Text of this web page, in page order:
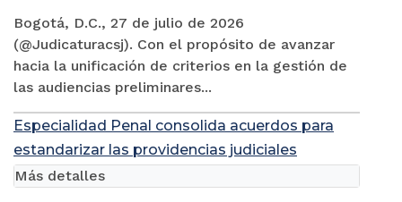
Bogotá, D.C., 27 de julio de 2026
(@Judicaturacsj). Con el propósito de avanzar
hacia la unificación de criterios en la gestión de
las audiencias preliminares...
Especialidad Penal consolida acuerdos para
estandarizar las providencias judiciales
Más detalles